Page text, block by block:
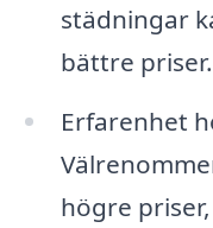
städningar
bättre priser.
Erfarenhet
högre